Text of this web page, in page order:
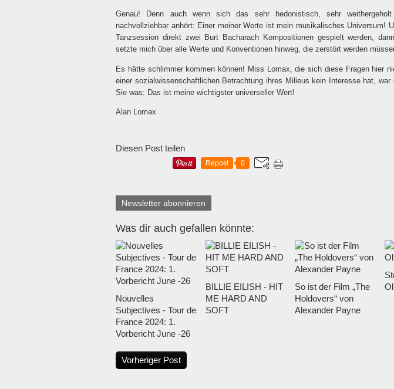
Genau! Denn auch wenn sich das sehr hedonistisch, sehr
nachvollziehbar anhört: Einer meiner Werte ist mein musikalisches Universum!
Tanzsession direkt zwei Burt Bacharach Kompositionen gespielt werden,
setzte mich über alle Werte und Konventionen hinweg, die zerstört werden
Es hätte schlimmer kommen können! Miss Lomax, die sich diese Fragen hier
einer sozialwissenschaftlichen Betrachtung ihres Milieus kein Interesse hat,
Sie was: Das ist meine wichtigster universeller Wert!
Alan Lomax
Diesen Post teilen
Repost 0
Newsletter abonnieren
Was dir auch gefallen könnte:
Nouvelles
Subjectives - Tour de
France 2024: 1.
Vorbericht June -26
BILLIE EILISH - HIT
ME HARD AND
SOFT
So ist der Film „The
Holdovers“ von
Alexander Payne
Vorheriger Post